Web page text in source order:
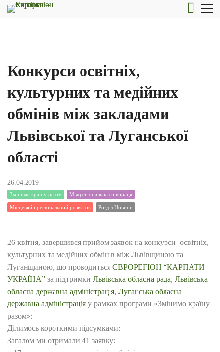
Конкурси освітніх,
культурних та медійних
обмінів між закладами
Львівської та Луганської
області
26.04.2019
Змінимо країну разом Міжрегіональна співпраця
Місцевий і регіональний розвиток Розділ Новини
26 квітня, завершився прийом заявок на конкурси освітніх,
культурних та медійних обмінів між Львівщиною та
Луганщиною, що проводиться ЄВРОРЕГІОН “КАРПАТИ –
УКРАЇНА” за підтримки Львівська обласна рада, Львівська
обласна державна адміністрація, Луганська обласна
державна адміністрація у рамках програми «Змінимо країну
разом»:
Ділимось короткими підсумками:
Загалом ми отримали 41 заявку: